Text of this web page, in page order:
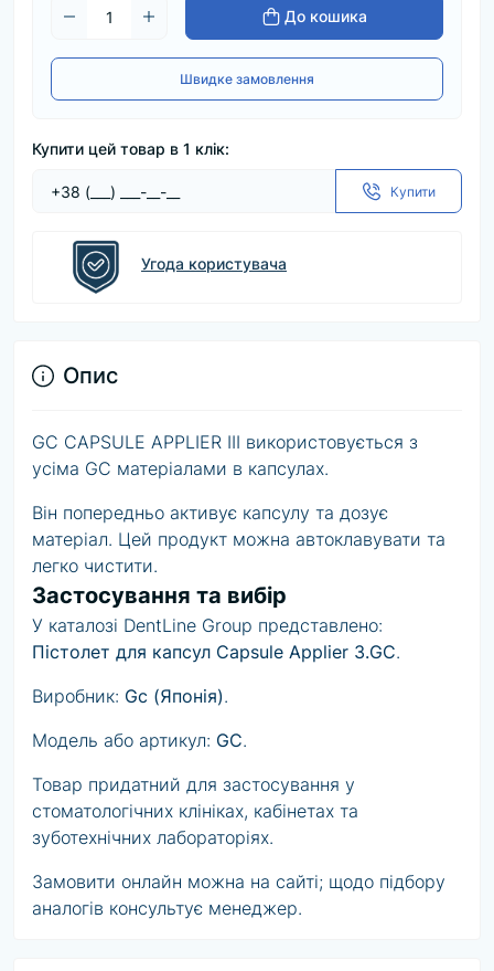
До кошика
Швидке замовлення
Купити цей товар в 1 клік:
Купити
Угода користувача
Опис
GC CAPSULE APPLIER III використовується з
усіма GC матеріалами в капсулах.
Він попередньо активує капсулу та дозує
матеріал. Цей продукт можна автоклавувати та
легко чистити.
Застосування та вибір
У каталозі DentLine Group представлено:
Пістолет для капсул Capsule Applier 3.GC.
Виробник: Gc (Японія).
Модель або артикул: GC.
Товар придатний для застосування у
стоматологічних клініках, кабінетах та
зуботехнічних лабораторіях.
Замовити онлайн можна на сайті; щодо підбору
аналогів консультує менеджер.